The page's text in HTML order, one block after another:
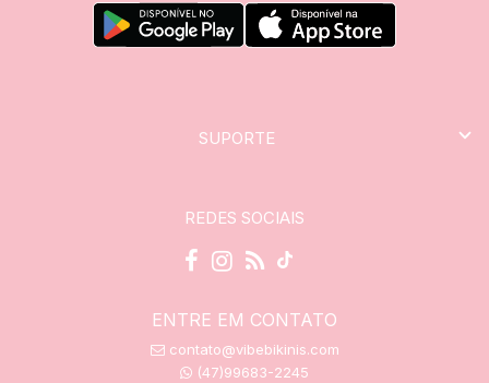
SUPORTE
REDES SOCIAIS
ENTRE EM CONTATO
contato@vibebikinis.com
(47)99683-2245